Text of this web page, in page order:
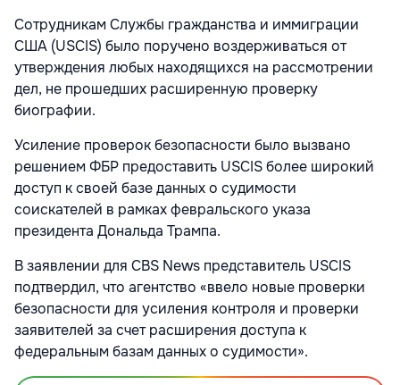
Сотрудникам Службы гражданства и иммиграции
США (USCIS) было поручено воздерживаться от
утверждения любых находящихся на рассмотрении
дел, не прошедших расширенную проверку
биографии.
Усиление проверок безопасности было вызвано
решением ФБР предоставить USCIS более широкий
доступ к своей базе данных о судимости
соискателей в рамках февральского указа
президента Дональда Трампа.
В заявлении для CBS News представитель USCIS
подтвердил, что агентство «ввело новые проверки
безопасности для усиления контроля и проверки
заявителей за счет расширения доступа к
федеральным базам данных о судимости».